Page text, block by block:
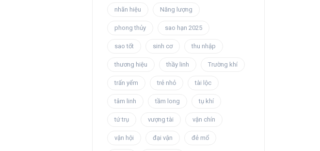
nhãn hiệu Năng lượng
phong thủy sao hạn 2025
sao tốt sinh cơ thu nhập
thương hiệu thầy linh Trường khí
trấn yểm trẻ nhỏ tài lộc
tâm linh tầm long tụ khí
tứ trụ vượng tài vận chín
vận hội đại vận đẻ mổ